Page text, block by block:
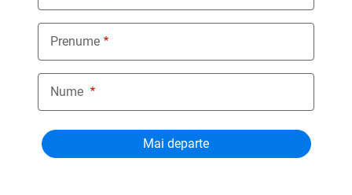
Prenume
Nume